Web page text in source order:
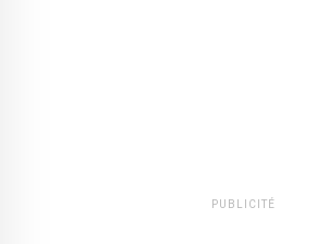
PUBLICITÉ